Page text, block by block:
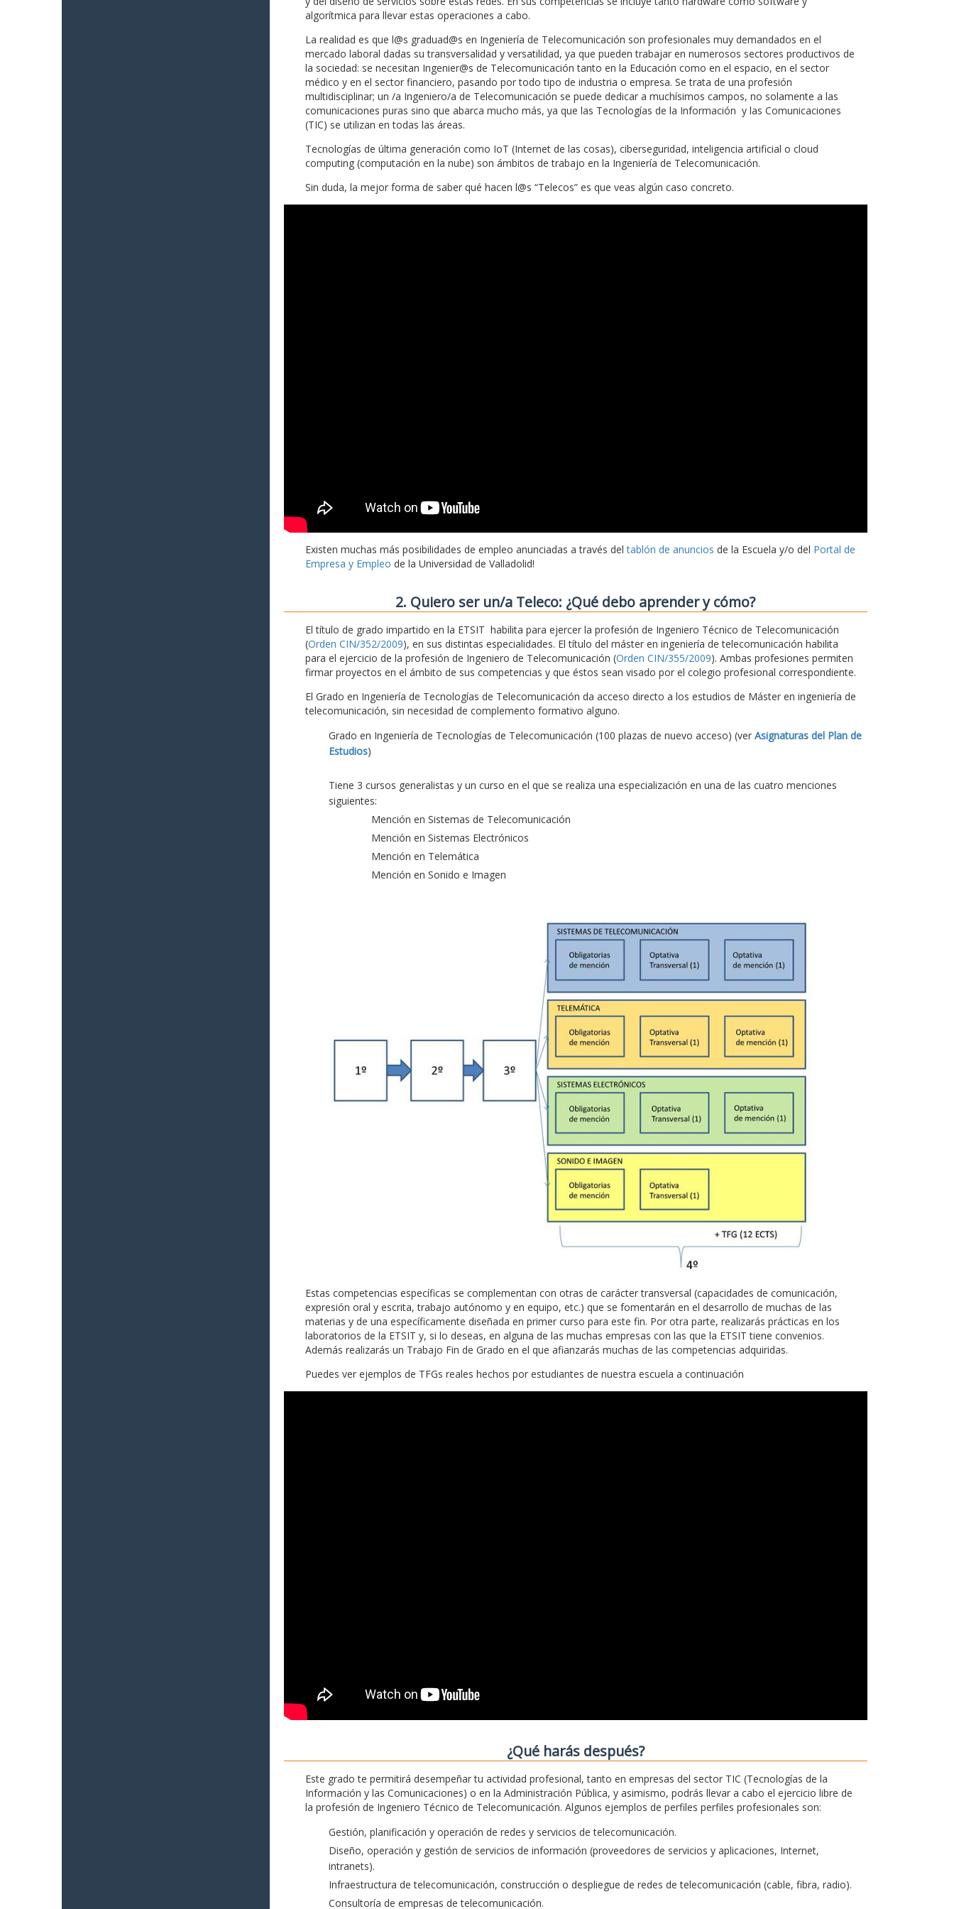
algorítmica para llevar estas operaciones a cabo.
La realidad es que l@s graduad@s en Ingeniería de Telecomunicación son profesionales muy demandados en el
mercado laboral dadas su transversalidad y versatilidad, ya que pueden trabajar en numerosos sectores productivos de
la sociedad: se necesitan Ingenier@s de Telecomunicación tanto en la Educación como en el espacio, en el sector
médico y en el sector financiero, pasando por todo tipo de industria o empresa. Se trata de una profesión
multidisciplinar; un /a Ingeniero/a de Telecomunicación se puede dedicar a muchísimos campos, no solamente a las
comunicaciones puras sino que abarca mucho más, ya que las Tecnologías de la Información y las Comunicaciones
(TIC) se utilizan en todas las áreas.
Tecnologías de última generación como IoT (Internet de las cosas), ciberseguridad, inteligencia artificial o cloud
computing (computación en la nube) son ámbitos de trabajo en la Ingeniería de Telecomunicación.
Sin duda, la mejor forma de saber qué hacen l@s “Telecos” es que veas algún caso concreto.
Existen muchas más posibilidades de empleo anunciadas a través deltablón de anuncios de la Escuela y/o del Portal de
Empresa y Empleo de la Universidad de Valladolid!
2. Quiero ser un/a Teleco: ¿Qué debo aprender y cómo?
El título de grado impartido en la ETSIT habilita para ejercer la profesión de Ingeniero Técnico de Telecomunicación
(Orden CIN/352/2009), en sus distintas especialidades. El título del máster en ingeniería de telecomunicación habilita
para el ejercicio de la profesión de Ingeniero de Telecomunicación (Orden CIN/355/2009). Ambas profesiones permiten
firmar proyectos en el ámbito de sus competencias y que éstos sean visado por el colegio profesional correspondiente.
El Grado en Ingeniería de Tecnologías de Telecomunicación da acceso directo a los estudios de Máster en ingeniería de
telecomunicación, sin necesidad de complemento formativo alguno.
Grado en Ingeniería de Tecnologías de Telecomunicación (100 plazas de nuevo acceso) (ver Asignaturas del Plan de
Estudios)
Tiene 3 cursos generalistas y un curso en el que se realiza una especialización en una de las cuatro menciones
siguientes:
Mención en Sistemas de Telecomunicación
Mención en Sistemas Electrónicos
Mención en Telemática
Mención en Sonido e Imagen
Estas competencias específicas se complementan con otras de carácter transversal (capacidades de comunicación,
expresión oral y escrita, trabajo autónomo y en equipo, etc.) que se fomentarán en el desarrollo de muchas de las
materias y de una específicamente diseñada en primer curso para este fin. Por otra parte, realizarás prácticas en los
laboratorios de la ETSIT y, si lo deseas, en alguna de las muchas empresas con las que la ETSIT tiene convenios.
Además realizarás un Trabajo Fin de Grado en el que afianzarás muchas de las competencias adquiridas.
Puedes ver ejemplos de TFGs reales hechos por estudiantes de nuestra escuela a continuación
¿Qué harás después?
Este grado te permitirá desempeñar tu actividad profesional, tanto en empresas del sector TIC (Tecnologías de la
Información y las Comunicaciones) o en la Administración Pública, y asimismo, podrás llevar a cabo el ejercicio libre de
la profesión de Ingeniero Técnico de Telecomunicación. Algunos ejemplos de perfiles perfiles profesionales son:
Gestión, planificación y operación de redes y servicios de telecomunicación.
Diseño, operación y gestión de servicios de información (proveedores de servicios y aplicaciones, Internet,
intranets).
Infraestructura de telecomunicación, construcción o despliegue de redes de telecomunicación (cable, fibra, radio).
Consultoría de empresas de telecomunicación.